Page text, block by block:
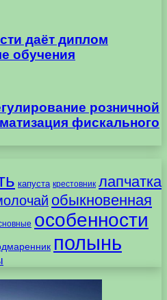
даёт диплом
обучения
розничной
фискального
капуста крестовник лапчатка
обыкновенная
особенности
полынь